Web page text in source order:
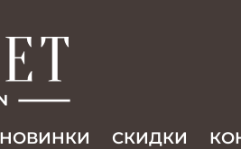
НОВИНКИ СКИДКИ